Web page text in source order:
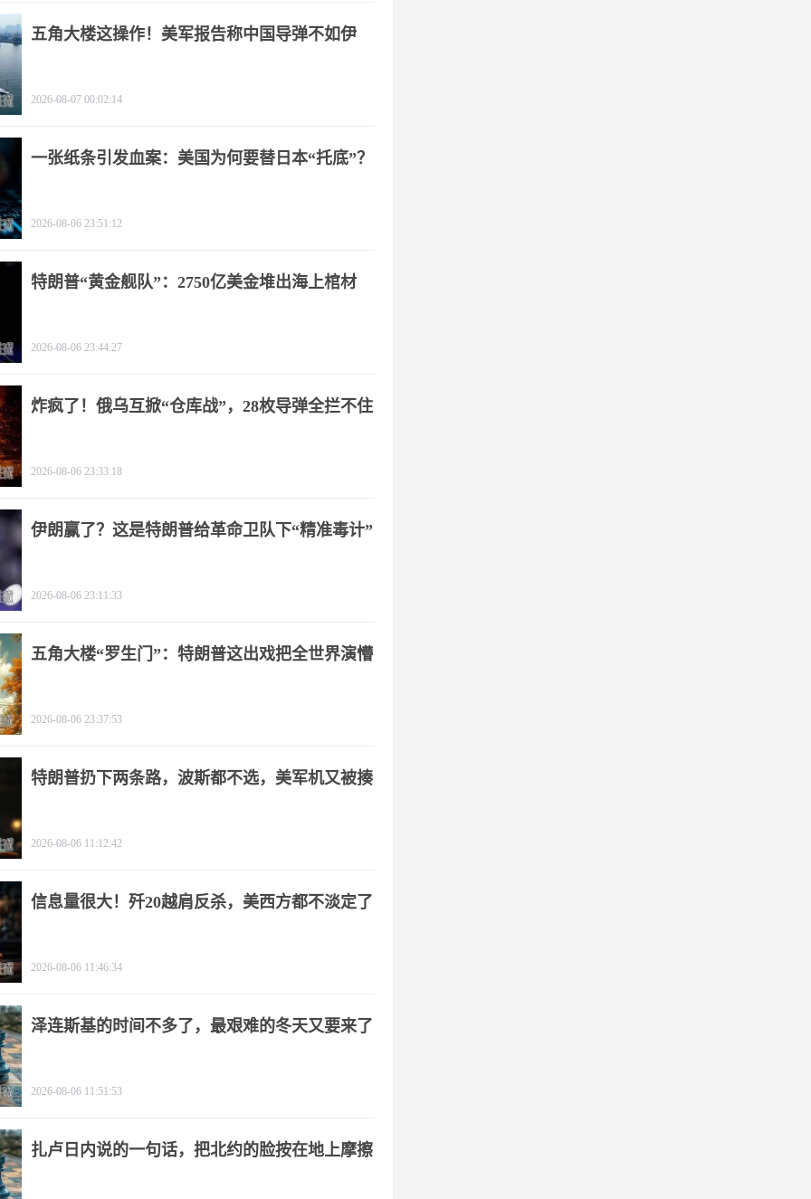
五角大楼这操作！美军报告称中国导弹不如伊
2026-08-07 00:02:14
一张纸条引发血案：美国为何要替日本“托底”？
2026-08-06 23:51:12
特朗普“黄金舰队”：2750亿美金堆出海上棺材
2026-08-06 23:44:27
炸疯了！俄乌互掀“仓库战”，28枚导弹全拦不住
2026-08-06 23:33:18
伊朗赢了？这是特朗普给革命卫队下“精准毒计”
2026-08-06 23:11:33
五角大楼“罗生门”：特朗普这出戏把全世界演懵
2026-08-06 23:37:53
特朗普扔下两条路，波斯都不选，美军机又被揍
2026-08-06 11:12:42
信息量很大！歼20越肩反杀，美西方都不淡定了
2026-08-06 11:46:34
泽连斯基的时间不多了，最艰难的冬天又要来了
2026-08-06 11:51:53
扎卢日内说的一句话，把北约的脸按在地上摩擦